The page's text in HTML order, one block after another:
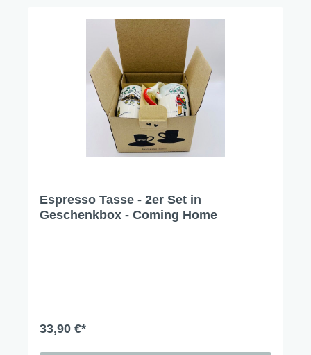
Espresso Tasse - 2er Set in
Geschenkbox - Coming Home
33,90 €*